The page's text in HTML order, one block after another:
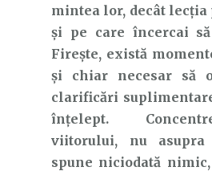
mintea lor, decât lecția
și pe care încercai
Firește, există
și chiar necesar să
clarificări
înțelept.
viitorului, nu
spune niciodată